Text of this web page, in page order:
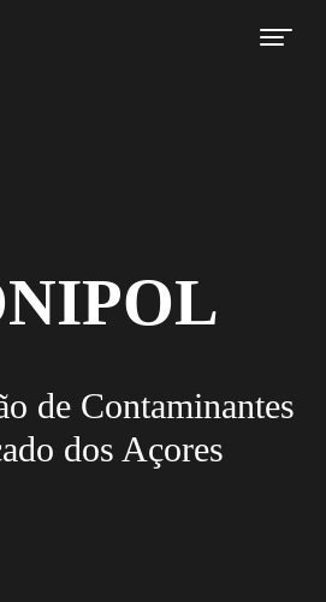
de Contaminantes
dos Açores